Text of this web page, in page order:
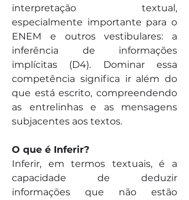
interpretação textual,
especialmente importante para o
ENEM e outros vestibulares: a
inferência de informações
implícitas (D4). Dominar essa
competência significa ir além do
que está escrito, compreendendo
as entrelinhas e as mensagens
subjacentes aos textos.
O que é Inferir?
Inferir, em termos textuais, é a
capacidade de deduzir
informações que não estão